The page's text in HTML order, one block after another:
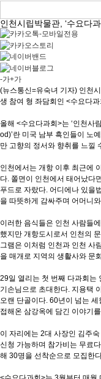
인천시립박물관, ‘수요다과
-가+가
(뉴스통신=유숙녀 기자) 인천
생 참여 형 좌담회인 <수요다
올해 <수요다과회>는 ‘인천사
od)’란 미국 남부 흑인들이 노
만 고향의 정서와 향취를 느낄
인천에서는 개항 이후 최근에
다. 쫄면이 인천에서 태어났다
푸드로 자랐다. 어디에나 있을
을 따뜻하게 감싸주며 어머니
이러한 음식들은 인천 사람들
했지만 개항도시로서 인천의
그램은 이처럼 인천과 인천 사
을 매개로 지역의 생활사와 문
29일 열리는 첫 번째 다과회는
기손님으로 초대한다. 지용택
오랜 단골이다. 60년이 넘는
접해온 삼강옥에 담긴 이야기
이 자리에는 2대 사장인 김주
신청 가능하며 참가비는 무료
해 30명을 선착순으로 모집한